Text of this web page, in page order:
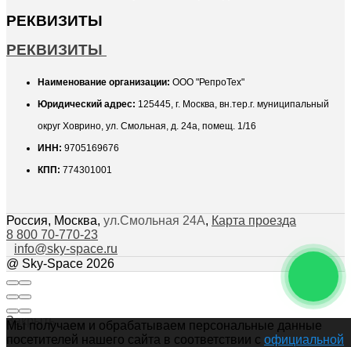
РЕКВИЗИТЫ
РЕКВИЗИТЫ
Наименование организации: ООО "РепроТех"
Юридический адрес: 125445, г. Москва, вн.тер.г. муниципальный
округ Ховрино, ул. Смольная, д. 24а, помещ. 1/16
ИНН: 9705169676
КПП: 774301001
Россия, Москва, ул.Смольная 24А, Карта проезда
8 800 70-770-23
info@sky-space.ru
Мы получаем и обрабатываем персональные данные
посетителей нашего сайта в соответствии с официальной
@ Sky-Space 2026
Закрыть